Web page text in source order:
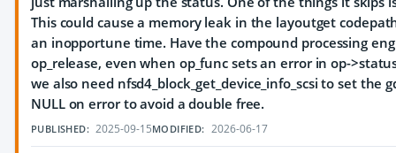
This could cause a memory leak in the layoutget
an inopportune time. Have the compound processing
op_release, even when op_func sets an error in op-
we also need nfsd4_block_get_device_info_scsi to set the
NULL on error to avoid a double free.
PUBLISHED: 2025-09-15MODIFIED: 2026-06-17